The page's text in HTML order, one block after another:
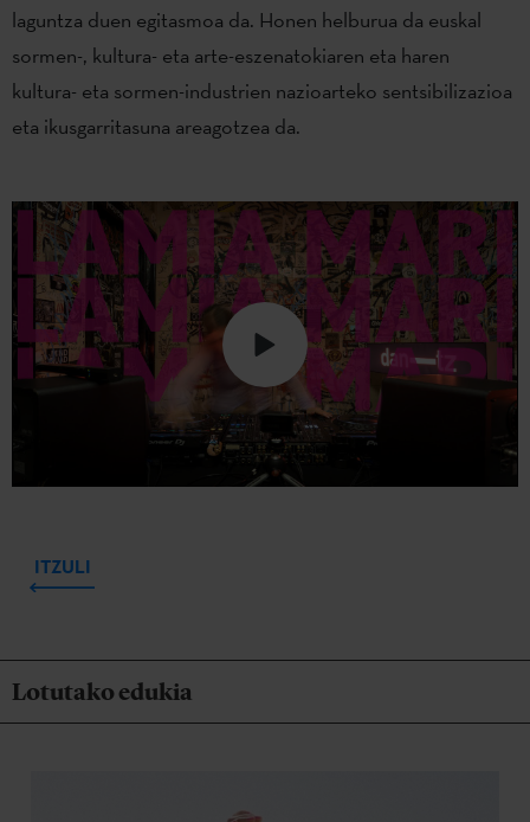
laguntza duen egitasmoa da. Honen helburua da euskal
sormen-, kultura- eta arte-eszenatokiaren eta haren
kultura- eta sormen-industrien nazioarteko sentsibilizazioa
eta ikusgarritasuna areagotzea da.
ITZULI
Lotutako edukia